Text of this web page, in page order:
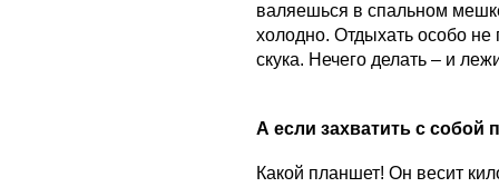
валяешься в спальном
холодно. Отдыхать особо не
скука. Нечего делать – и
А если захватить с собой
Какой планшет! Он весит